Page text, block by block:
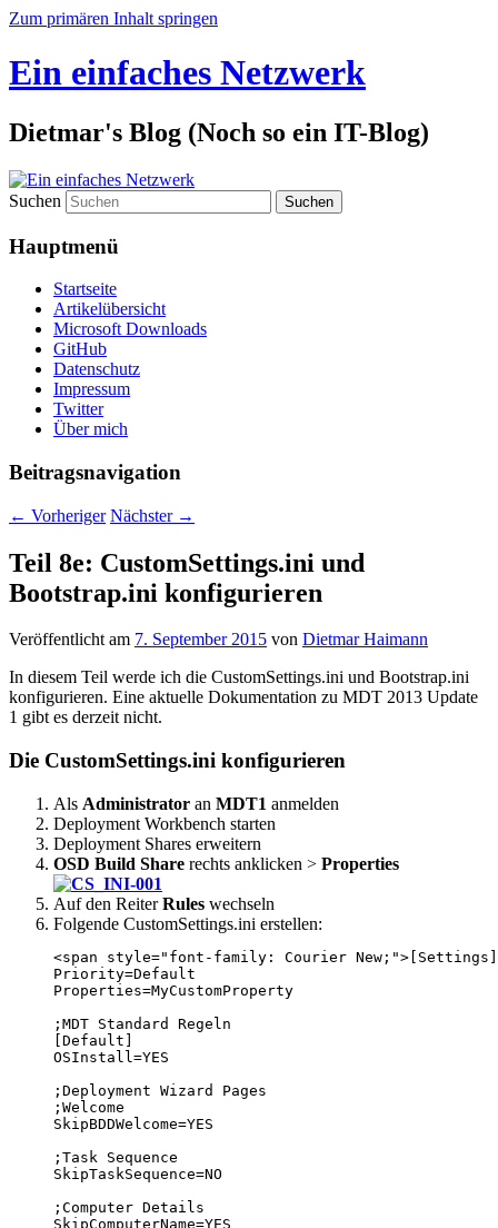
Zum primären Inhalt springen
Ein einfaches Netzwerk
Dietmar's Blog (Noch so ein IT-Blog)
Suchen
Hauptmenü
Startseite
Artikelübersicht
Microsoft Downloads
GitHub
Datenschutz
Impressum
Twitter
Über mich
Beitragsnavigation
← Vorheriger Nächster →
Teil 8e: CustomSettings.ini und
Bootstrap.ini konfigurieren
Veröffentlicht am 7. September 2015 von Dietmar Haimann
In diesem Teil werde ich die CustomSettings.ini und Bootstrap.ini
konfigurieren. Eine aktuelle Dokumentation zu MDT 2013 Update
1 gibt es derzeit nicht.
Die CustomSettings.ini konfigurieren
Als Administrator an MDT1 anmelden
Deployment Workbench starten
Deployment Shares erweitern
OSD Build Share rechts anklicken > Properties
Auf den ReiterRules wechseln
Folgende CustomSettings.ini erstellen:
<span style="font-family: Courier New;">[Settings]
Priority=Default
Properties=MyCustomProperty
;MDT Standard Regeln
[Default]
OSInstall=YES
;Deployment Wizard Pages
;Welcome
SkipBDDWelcome=YES
;Task Sequence
SkipTaskSequence=NO
;Computer Details
SkipComputerName=YES